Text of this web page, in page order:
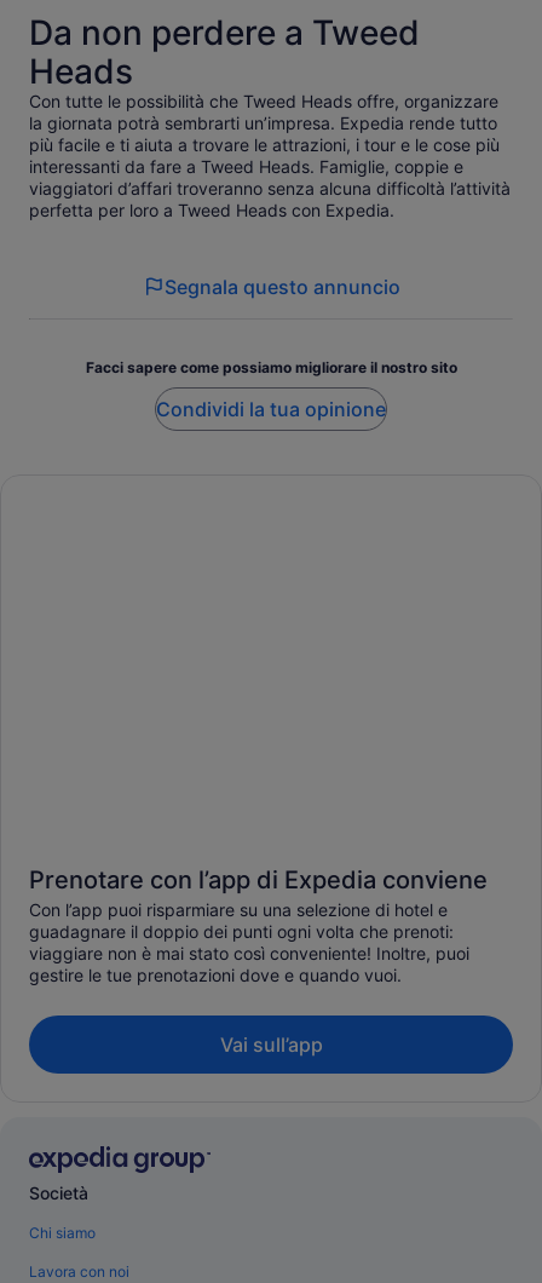
Da non perdere a Tweed
Heads
Con tutte le possibilità che Tweed Heads offre, organizzare
la giornata potrà sembrarti un’impresa. Expedia rende tutto
più facile e ti aiuta a trovare le attrazioni, i tour e le cose più
interessanti da fare a Tweed Heads. Famiglie, coppie e
viaggiatori d’affari troveranno senza alcuna difficoltà l’attività
perfetta per loro a Tweed Heads con Expedia.
Segnala questo annuncio
Facci sapere come possiamo migliorare il nostro sito
Condividi la tua opinione
Prenotare con l’app di Expedia conviene
Con l’app puoi risparmiare su una selezione di hotel e
guadagnare il doppio dei punti ogni volta che prenoti:
viaggiare non è mai stato così conveniente! Inoltre, puoi
gestire le tue prenotazioni dove e quando vuoi.
Vai sull’app
Società
Chi siamo
Lavora con noi